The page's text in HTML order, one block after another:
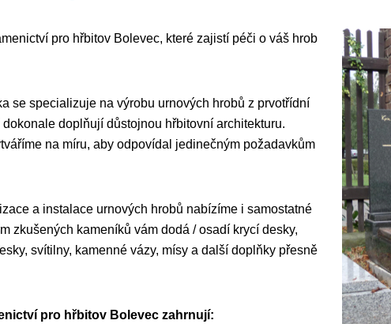
pro hřbitov Bolevec, které zajistí péči o váš hrob
se specializuje na výrobu urnových hrobů z prvotřídní
doplňují důstojnou hřbitovní architekturu.
na míru, aby odpovídal jedinečným požadavkům
a instalace urnových hrobů nabízíme i samostatné
zkušených kameníků vám dodá / osadí krycí desky,
svítilny, kamenné vázy, mísy a další doplňky přesně
pro hřbitov Bolevec zahrnují: